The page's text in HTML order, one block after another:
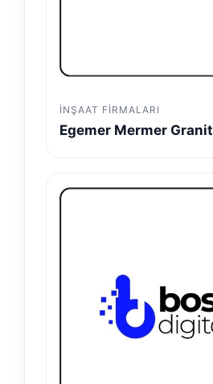
İNŞAAT FIRMALARI
Egemer Mermer Granit